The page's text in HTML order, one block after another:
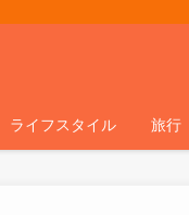
ライフスタイル 旅行